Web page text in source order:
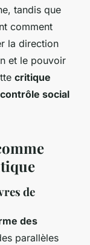
tandis que
comment
la direction
et le pouvoir
critique
social
de
des
parallèles